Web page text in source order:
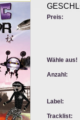
Preis:
Wähle aus!
Anzahl:
Label:
Tracklist: